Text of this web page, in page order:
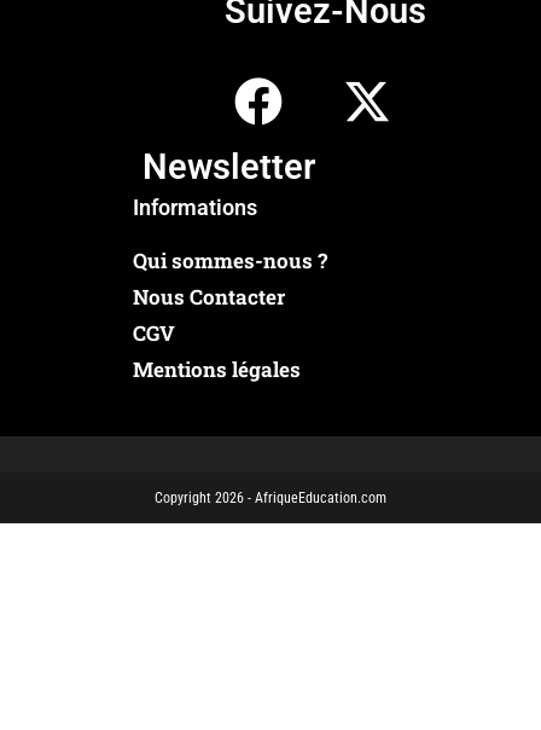
Suivez-Nous
Newsletter
Informations
Qui sommes-nous ?
Nous Contacter
CGV
Mentions légales
Copyright 2026 - AfriqueEducation.com